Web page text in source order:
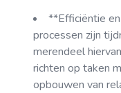
**Efficiëntie
processen zijn
merendeel
richten op taken
opbouwen van